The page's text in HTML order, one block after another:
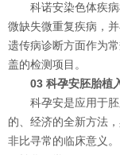
科诺安染色体疾病
微缺失微重复疾病，
遗传病诊断方面作为
盖的检测项目。
03 科孕安胚胎植
科孕安是应用于胚
的、经济的全新方法
非比寻常的临床意义。